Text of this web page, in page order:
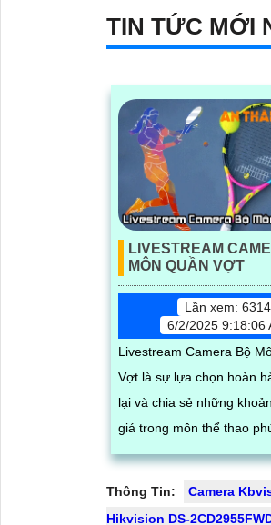
TIN TỨC MỚI
LIVESTREAM
MÔN QUẦN VỢT
Lần xem: 6314
6/2/2025 9:18:06
Livestream Camera Bộ
Vợt là sự lựa chọn hoàn
lại và chia sẻ những
giá trong môn thể thao
Với chất lượng hình ảnh
này giúp bạn dễ dàng
Thông Tin:
Camera
Hikvision DS-